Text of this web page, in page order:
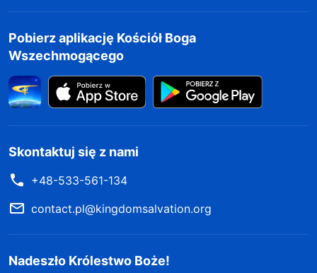
Pobierz aplikację Kościół Boga
Wszechmogącego
Skontaktuj się z nami
+48-533-561-134
contact.pl@kingdomsalvation.org
Nadeszło Królestwo Boże!